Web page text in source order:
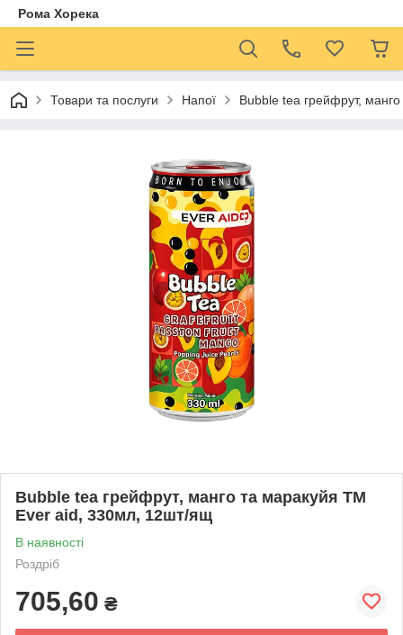
Рома Хорека
Товари та послуги Напої Bubble tea грейфрут,
Bubble tea грейфрут, манго та маракуйя ТМ
Ever aid, 330мл, 12шт/ящ
В наявності
Роздріб
705,60 ₴